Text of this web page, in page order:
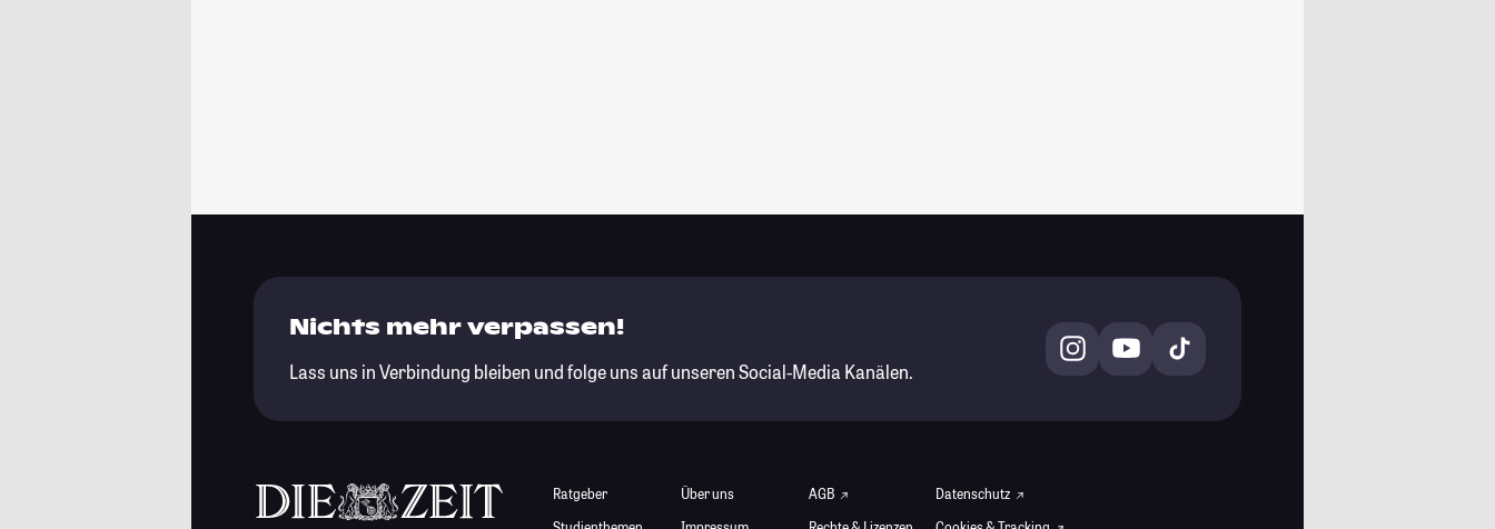
Nichts mehr verpassen!
Lass uns in Verbindung bleiben und folge uns auf unseren Social-Media Kanälen.
Ratgeber
Über uns
AGB
Datenschutz